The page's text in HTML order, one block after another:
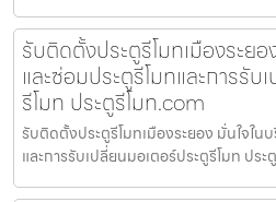
รับติดตั้งประตูรีโมทเมืองระย
และซ่อมประตูรีโมทและการรับ
รีโมท ประตูรีโมท.com
รับติดตั้งประตูรีโมทเมืองระยอง มั่นใจใน
และการรับเปลี่ยนมอเตอร์ประตูรีโมท ปร